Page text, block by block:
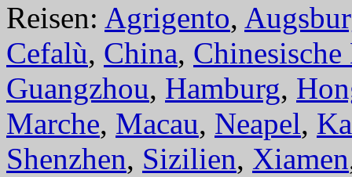
Reisen: Agrigento,
Cefalù, China, Chinesische
Guangzhou, Hamburg,
Marche, Macau, Neapel,
Shenzhen, Sizilien, Xiamen